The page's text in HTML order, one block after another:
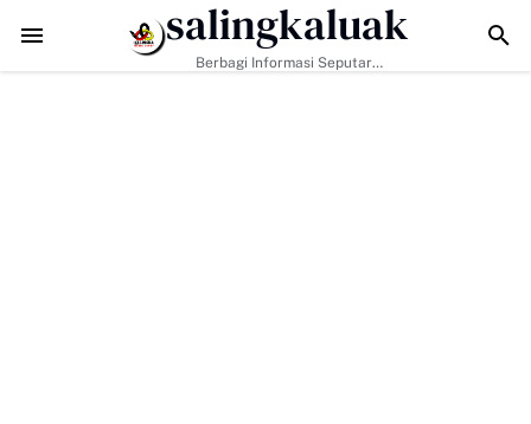
Era Digital, Arisal Aziz Ajak Masyarakat Perkuat Nilai
salingkaluak
Berbagi Informasi Seputar